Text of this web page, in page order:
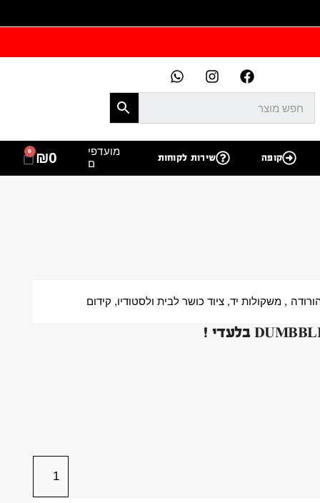
קופה שירות לקוחות
מועדפי
ם
₪0
0
, משקולות יד, ציוד כושר לבית ולסטודיו, קידום